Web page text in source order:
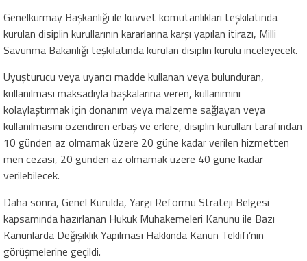
Genelkurmay Başkanlığı ile kuvvet komutanlıkları teşkilatında
kurulan disiplin kurullarının kararlarına karşı yapılan itirazı, Milli
Savunma Bakanlığı teşkilatında kurulan disiplin kurulu inceleyecek.
Uyuşturucu veya uyarıcı madde kullanan veya bulunduran,
kullanılması maksadıyla başkalarına veren, kullanımını
kolaylaştırmak için donanım veya malzeme sağlayan veya
kullanılmasını özendiren erbaş ve erlere, disiplin kurulları tarafından
10 günden az olmamak üzere 20 güne kadar verilen hizmetten
men cezası, 20 günden az olmamak üzere 40 güne kadar
verilebilecek.
Daha sonra, Genel Kurulda, Yargı Reformu Strateji Belgesi
kapsamında hazırlanan Hukuk Muhakemeleri Kanunu ile Bazı
Kanunlarda Değişiklik Yapılması Hakkında Kanun Teklifi’nin
görüşmelerine geçildi.